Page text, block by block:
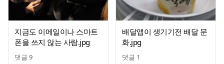
지금도 이메일이나 스마트
폰을 쓰지 않는 사람.jpg
댓글 9
배달앱이 생기기전 배달 문
화.jpg
댓글 1